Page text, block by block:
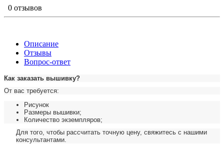
0 отзывов
Описание
Отзывы
Вопрос-ответ
Как заказать вышивку?
От вас требуется:
Рисунок
Размеры вышивки;
Количество экземпляров;
Для того, чтобы рассчитать точную цену, свяжитесь с нашими
консультантами.